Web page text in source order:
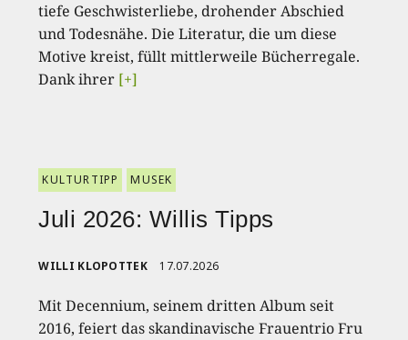
tiefe Geschwisterliebe, drohender Abschied
und Todesnähe. Die Literatur, die um diese
Motive kreist, füllt mittlerweile Bücherregale.
Dank ihrer [+]
KULTURTIPP MUSEK
Juli 2026: Willis Tipps
WILLI KLOPOTTEK 17.07.2026
Mit Decennium, seinem dritten Album seit
2016, feiert das skandinavische Frauentrio Fru